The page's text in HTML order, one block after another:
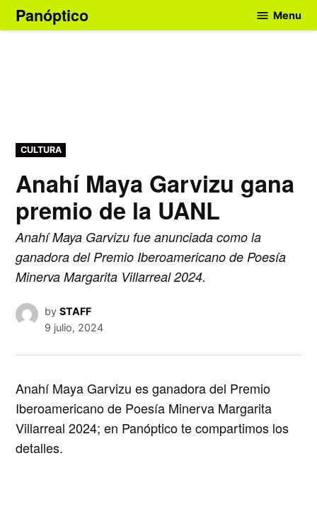
Skip
to
Panóptico Menu
POSTED
IN
CULTURA
Anahí Maya Garvizu gana
premio de la UANL
Anahí Maya Garvizu fue anunciada como la
ganadora del Premio Iberoamericano de Poesía
Minerva Margarita Villarreal 2024.
by STAFF
9 julio, 2024
Anahí Maya Garvizu es ganadora del Premio
Iberoamericano de Poesía Minerva Margarita
Villarreal 2024; en Panópticote compartimos los
detalles.